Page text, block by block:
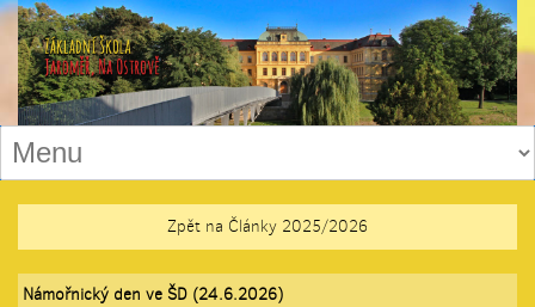
Zpět na Články 2025/2026
Námořnický den ve ŠD (24.6.2026)